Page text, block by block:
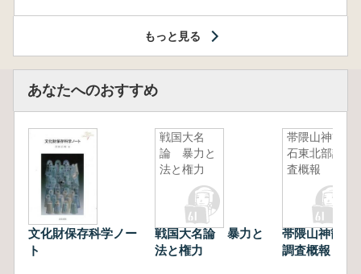
もっと見る
あなたへのおすすめ
文化財保存科学ノー
ト
戦国大名
論 暴力と
法と権力
戦国大名論 暴力と
法と権力
帯隈山神籠
石東北部調
査概報
帯隈山神籠石
調査概報